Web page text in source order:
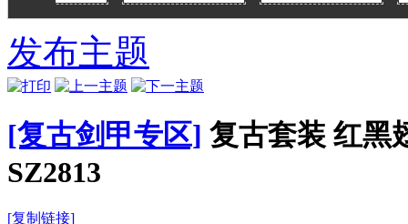
帧-
PNG序列帧-
GM486
发布主题
[复古剑甲专区] 复古套装 红黑
SZ2813
[复制链接]